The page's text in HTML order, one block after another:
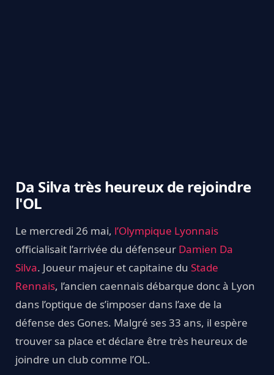
Da Silva très heureux de rejoindre
l'OL
Le mercredi 26 mai, l’Olympique Lyonnais
officialisait l’arrivée du défenseur Damien Da
Silva. Joueur majeur et capitaine du Stade
Rennais, l’ancien caennais débarque donc à Lyon
dans l’optique de s’imposer dans l’axe de la
défense des Gones. Malgré ses 33 ans, il espère
trouver sa place et déclare être très heureux de
joindre un club comme l’OL.